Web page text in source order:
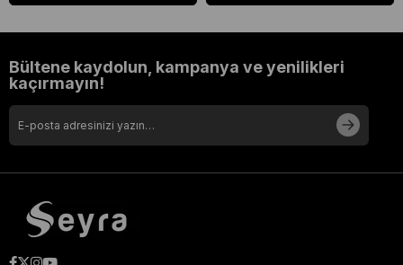
Bültene kaydolun, kampanya ve yenilikleri
kaçırmayın!